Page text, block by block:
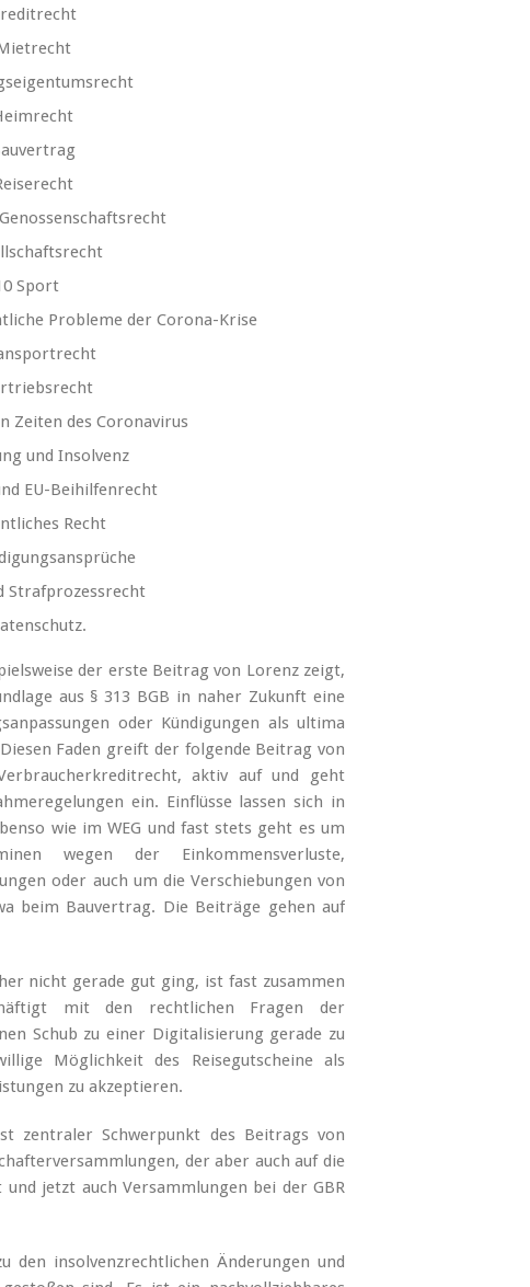
Sport
Probleme der Corona-Krise
Zeiten des Corona­virus
und Insolvenz
EU-Bei­hilfenrecht
Recht
Strafprozessrecht
der erste Beitrag von Lorenz zeigt,
aus § 313 BGB in naher Zukunft eine
oder Kündigungen als ultima
Faden greift der folgende Beitrag von
aktiv auf und geht
ein. Einflüsse lassen sich in
wie im WEG und fast stets geht es um
wegen der Einkommensverluste,
oder auch um die Verschiebungen von
beim Bauvertrag. Die Beiträge gehen auf
nicht gerade gut ging, ist fast zusammen
mit den rechtlichen Fragen der
Schub zu einer Digitalisierung gerade zu
Möglichkeit des Reisegutscheine als
zu akzeptieren.
zentraler Schwerpunkt des Beitrags von
der aber auch auf die
jetzt auch Versammlungen bei der GBR
den insolvenzrechtlichen Änderungen und